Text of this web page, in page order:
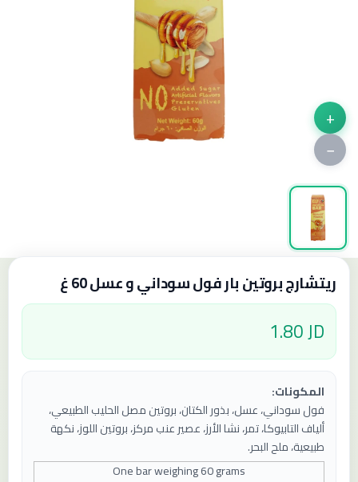
+
−
ريتشارج بروتين بار فول سوداني و عسل 60 غ
1.80 JD
المكونات:
فول سوداني، عسل، بذور الكتان، بروتين مصل الحليب الطبيعي،
ألياف التابيوكا، تمر، نشا الأرز، عصير عنب مركز، بروتين اللوز، نكهة
طبيعية، ملح البحر.
One bar weighing 60 grams